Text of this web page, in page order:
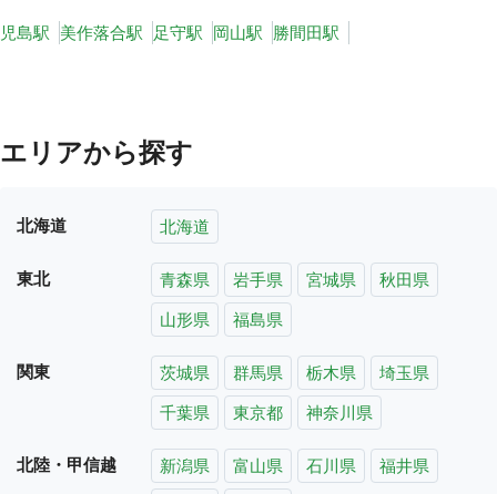
児島駅 美作落合駅 足守駅 岡山駅 勝間田駅
エリアから探す
北海道 北海道
東北 青森県 岩手県 宮城県
秋田県
山形県
福島県
関東 茨城県 群馬県 栃木県
埼玉県
千葉県
東京都 神奈川県
北陸・甲信越 新潟県 富山県 石川県
福井県